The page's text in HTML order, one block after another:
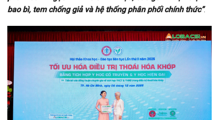
bao bì, tem chống giả và hệ thống phân phối chính thức”.